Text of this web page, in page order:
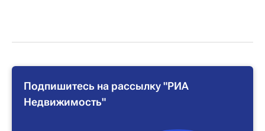
Подпишитесь на рассылку "РИА
Недвижимость"